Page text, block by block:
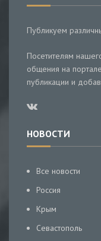
Публикуем
Посетителям
общения на
публикации и
НОВОСТИ
Все новости
Россия
Крым
Севастополь